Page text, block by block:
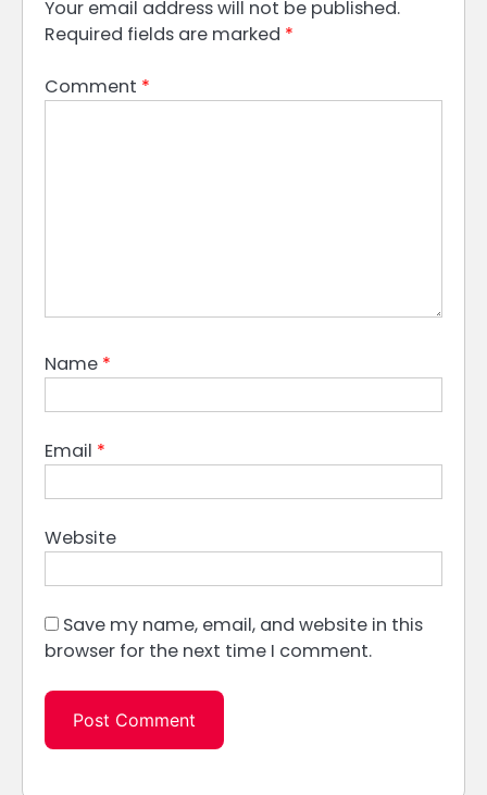
Your email address will not be published.
Required fields are marked *
Comment *
Name *
Email *
Website
Save my name, email, and website in this
browser for the next time I comment.